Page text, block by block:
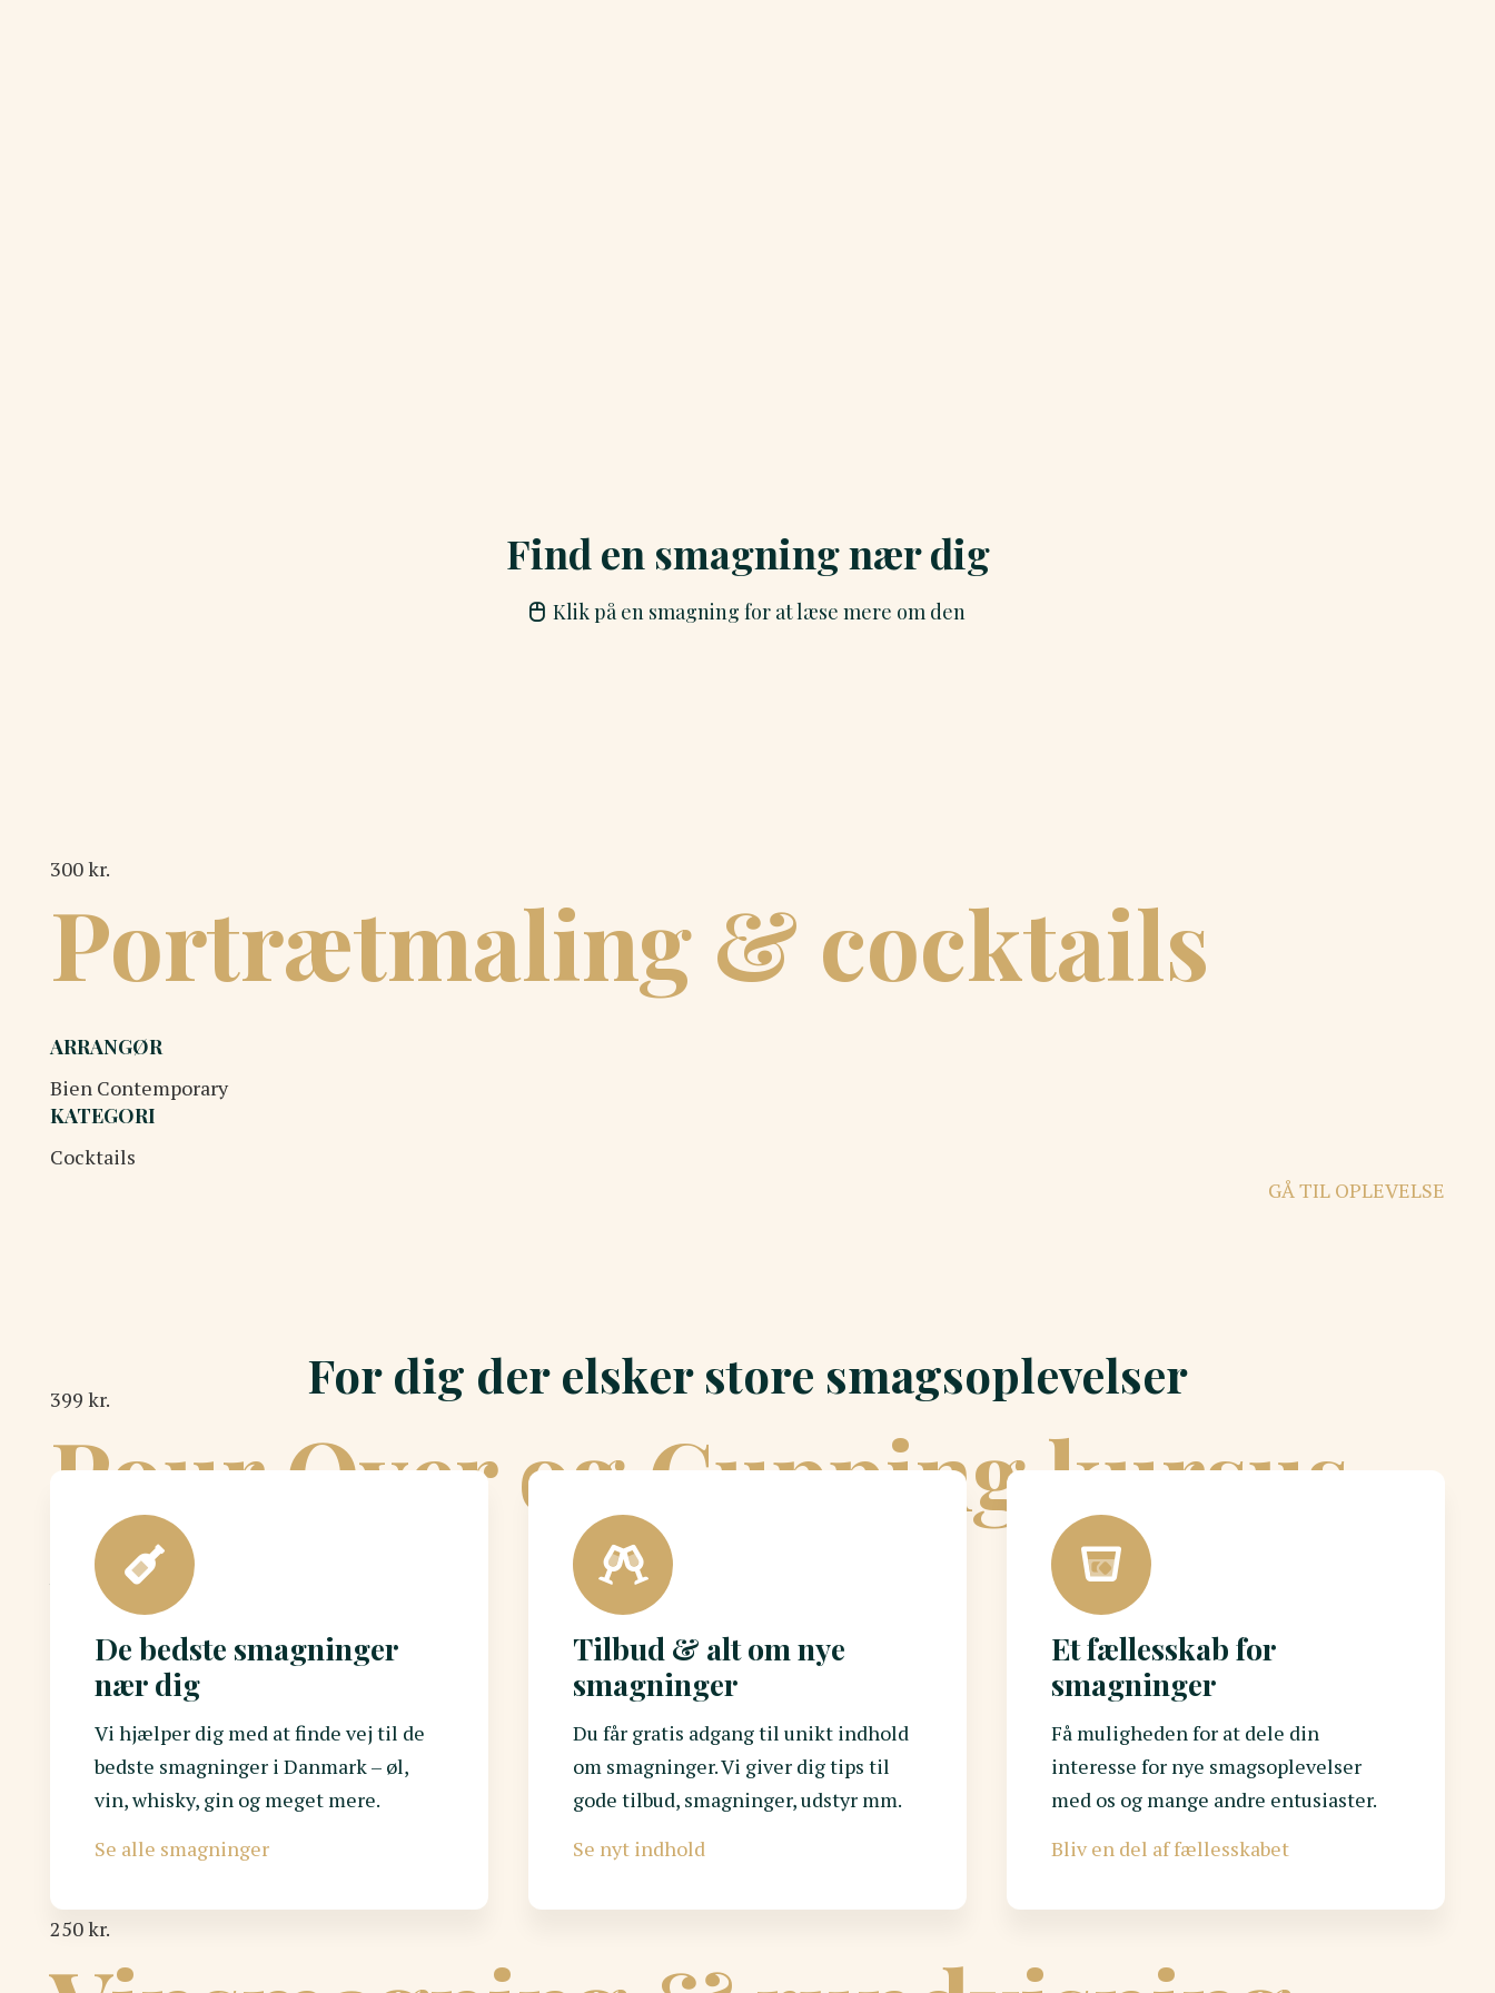
Find en smagning nær dig
Klik på en smagning for at læse mere om den
300 kr.
Portrætmaling & cocktails
ARRANGØR
Bien Contemporary
KATEGORI
Cocktails
GÅ TIL OPLEVELSE
399 kr.
Pour Over og Cupping kursus
ARRANGØR
La Cabra
KATEGORI
Kaffe
GÅ TIL OPLEVELSE
250 kr.
For dig der elsker store smagsoplevelser
De bedste smagninger
nær dig
Vi hjælper dig med at finde vej til de
bedste smagninger i Danmark – øl,
vin, whisky, gin og meget mere.
Se alle smagninger
Tilbud & alt om nye
smagninger
Du får gratis adgang til unikt indhold
om smagninger. Vi giver dig tips til
gode tilbud, smagninger, udstyr mm.
Se nyt indhold
Et fællesskab for
smagninger
Få muligheden for at dele din
interesse for nye smagsoplevelser
med os og mange andre entusiaster.
Bliv en del af fællesskabet